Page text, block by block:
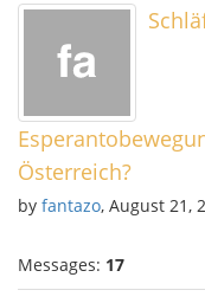
Österreich?
by fantazo, August 21,
Messages: 17